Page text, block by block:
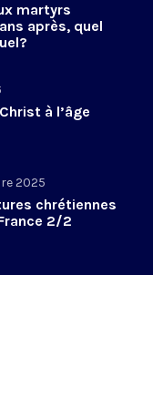
martyrs
après, quel
à l’âge
2025
chrétiennes
2/2